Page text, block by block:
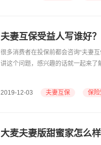
夫妻互保受益人写谁好
很多消费者在投保前都会咨询“夫妻
讲这个问题，感兴趣的话就一起来了
2019-12-03 夫妻互保 保险
大麦夫妻版甜蜜家怎么